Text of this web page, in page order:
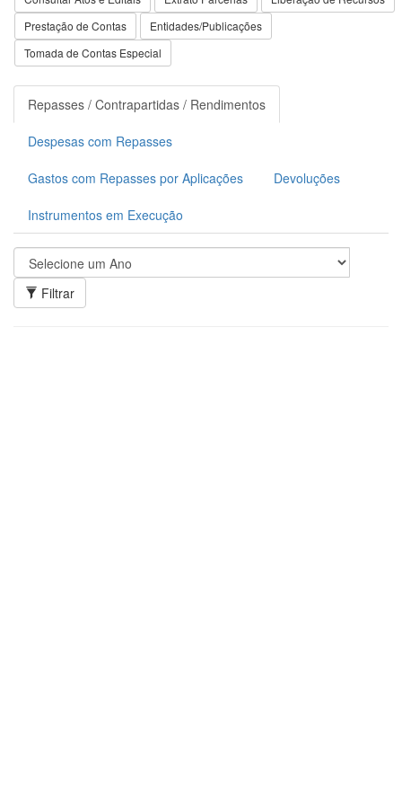
Prestação de Contas
Entidades/Publicações
Tomada de Contas Especial
Repasses / Contrapartidas / Rendimentos
Despesas com Repasses
Gastos com Repasses por Aplicações Devoluções
Instrumentos em Execução
Filtrar